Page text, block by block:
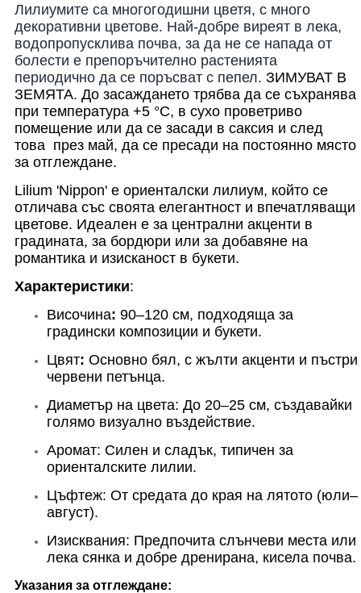
Лилиумите са многогодишни цветя, с много
декоративни цветове. Най-добре виреят в лека,
водопропусклива почва, за да не се напада от
болести е препоръчително растенията
периодично да се поръсват с пепел. ЗИМУВАТ В
ЗЕМЯТА. До засаждането трябва да се съхранява
при температура +5 °C, в сухо проветриво
помещение или да се засади в саксия и след
това през май, да се пресади на постоянно място
за отглеждане.
Lilium 'Nippon' е ориенталски лилиум, който се
отличава със своята елегантност и впечатляващи
цветове. Идеален е за централни акценти в
градината, за бордюри или за добавяне на
романтика и изисканост в букети.
Характеристики:
Височина: 90–120 см, подходяща за
градински композиции и букети.
Цвят: Основно бял, с жълти акценти и пъстри
червени петънца.
Диаметър на цвета: До 20–25 см, създавайки
голямо визуално въздействие.
Аромат: Силен и сладък, типичен за
ориенталските лилии.
Цъфтеж: От средата до края на лятото (юли–
август).
Изисквания: Предпочита слънчеви места или
лека сянка и добре дренирана, кисела почва.
Указания за отглеждане: